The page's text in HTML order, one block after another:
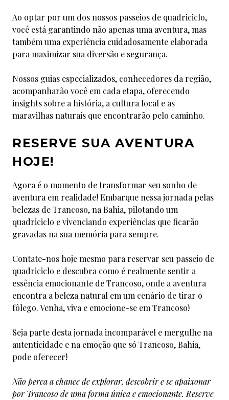
Ao optar por um dos nossos passeios de quadriciclo,
você está garantindo não apenas uma aventura, mas
também uma experiência cuidadosamente elaborada
para maximizar sua diversão e segurança.
Nossos guias especializados, conhecedores da região,
acompanharão você em cada etapa, oferecendo
insights sobre a história, a cultura local e as
maravilhas naturais que encontrarão pelo caminho.
RESERVE SUA AVENTURA
HOJE!
Agora é o momento de transformar seu sonho de
aventura em realidade! Embarque nessa jornada pelas
belezas de Trancoso, na Bahia, pilotando um
quadriciclo e vivenciando experiências que ficarão
gravadas na sua memória para sempre.
Contate-nos hoje mesmo para reservar seu passeio de
quadriciclo e descubra como é realmente sentir a
essência emocionante de Trancoso, onde a aventura
encontra a beleza natural em um cenário de tirar o
fôlego. Venha, viva e emocione-se em Trancoso!
Seja parte desta jornada incomparável e mergulhe na
autenticidade e na emoção que só Trancoso, Bahia,
pode oferecer!
Não perca a chance de explorar, descobrir e se apaixonar
por Trancoso de uma forma única e emocionante. Reserve